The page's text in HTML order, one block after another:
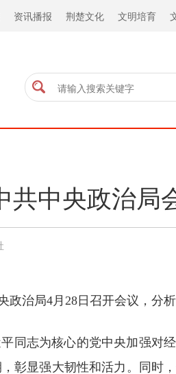
资讯播报 荆楚文化 文明培育
共中央政治局
政治局4月28日召开会议，分
同志为核心的党中央加强对
彰显强大韧性和活力。同时